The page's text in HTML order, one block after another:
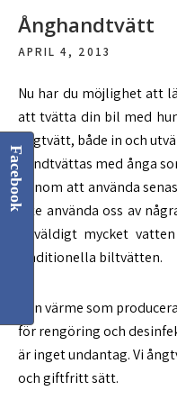
Ånghandtvätt
APRIL 4, 2013
Nu har du möjlighet att
att tvätta din bil med
ångtvätt, både in och
handtvättas med ånga
Genom att använda
inte använda oss av
vi väldigt mycket
traditionella biltvätten.
Den värme som
för rengöring och
är inget undantag. Vi
och giftfritt sätt.
Facebook